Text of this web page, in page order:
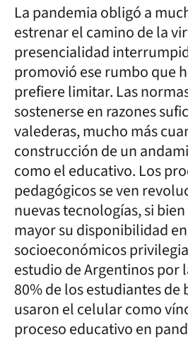
La pandemia obligó a
estrenar el camino de la
presencialidad
promovió ese rumbo que
prefiere limitar. Las
sostenerse en razones
valederas, mucho más
construcción de un
como el educativo. Los
pedagógicos se ven
nuevas tecnologías, si
mayor su disponibilidad
socioeconómicos
estudio de Argentinos por
80% de los estudiantes
usaron el celular como
proceso educativo en